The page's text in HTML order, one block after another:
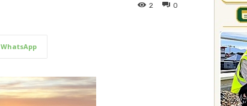
0
2
WhatsApp